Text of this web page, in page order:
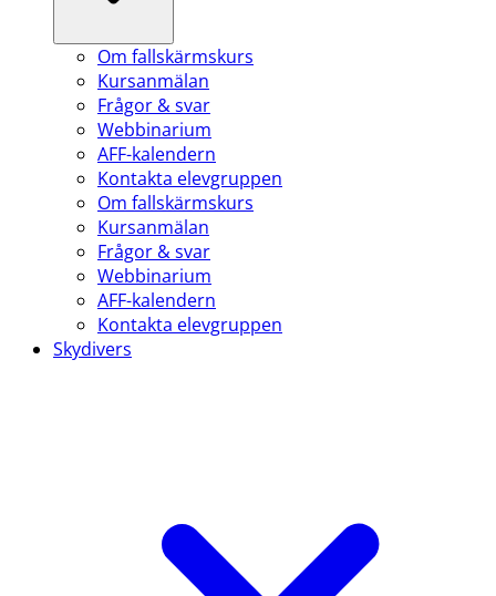
Om fallskärmskurs
Kursanmälan
Frågor & svar
Webbinarium
AFF-kalendern
Kontakta elevgruppen
Om fallskärmskurs
Kursanmälan
Frågor & svar
Webbinarium
AFF-kalendern
Kontakta elevgruppen
Skydivers